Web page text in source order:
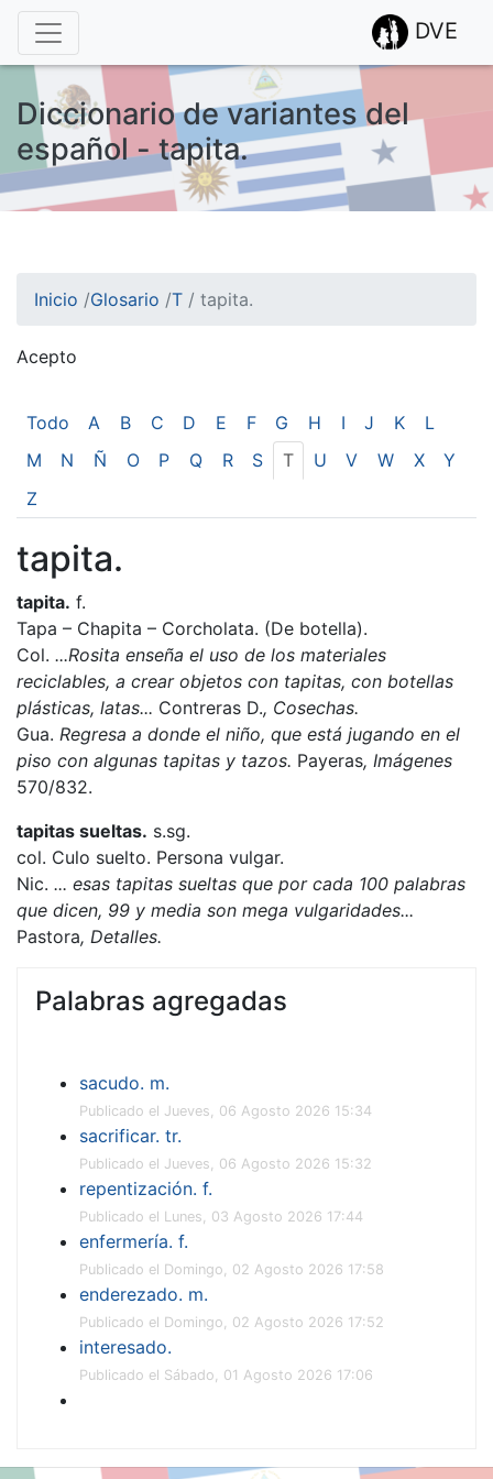
DVE
Diccionario de variantes del
español - tapita.
Inicio /Glosario /T / tapita.
Acepto
Todo A B C D E F G H I J K
L
M
N Ñ O P Q R S T U V W X
Y
Z
tapita.
tapita. f.
Tapa – Chapita – Corcholata. (De botella).
Col. ...Rosita enseña el uso de los materiales
reciclables, a crear objetos con tapitas, con botellas
plásticas, latas... Contreras D., Cosechas.
Gua. Regresa a donde el niño, que está jugando en el
piso con algunas tapitas y tazos. Payeras, Imágenes
570/832.
tapitas sueltas. s.sg.
col. Culo suelto. Persona vulgar.
Nic. ... esas tapitas sueltas que por cada 100 palabras
que dicen, 99 y media son mega vulgaridades...
Pastora, Detalles.
Palabras agregadas
sacudo. m.
Publicado el Jueves, 06 Agosto 2026 15:34
sacrificar. tr.
Publicado el Jueves, 06 Agosto 2026 15:32
repentización. f.
Publicado el Lunes, 03 Agosto 2026 17:44
enfermería. f.
Publicado el Domingo, 02 Agosto 2026 17:58
enderezado. m.
Publicado el Domingo, 02 Agosto 2026 17:52
interesado.
Publicado el Sábado, 01 Agosto 2026 17:06